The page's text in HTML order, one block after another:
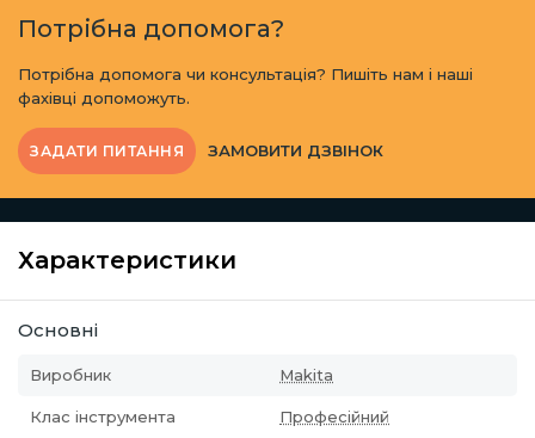
Потрібна допомога?
Потрібна допомога чи консультація? Пишіть нам і наші
фахівці допоможуть.
ЗАДАТИ ПИТАННЯ ЗАМОВИТИ ДЗВІНОК
Характеристики
Основні
Виробник Makita
Клас інструмента Професійний